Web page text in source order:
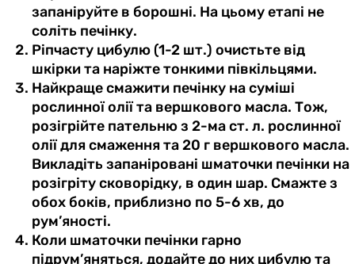
запаніруйте в борошні. На цьому етапі не
соліть печінку.
Ріпчасту цибулю (1-2 шт.) очистьте від
шкірки та наріжте тонкими півкільцями.
Найкраще смажити печінку на суміші
рослинної олії та вершкового масла. Тож,
розігрійте пательню з 2-ма ст. л. рослинної
олії для смаження та 20 г вершкового масла.
Викладіть запаніровані шматочки печінки на
розігріту сковорідку, в один шар. Смажте з
обох боків, приблизно по 5-6 хв, до
рум’яності.
Коли шматочки печінки гарно
підрум’яняться, додайте до них цибулю та